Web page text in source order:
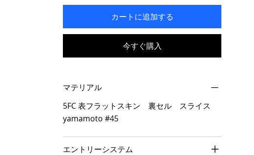
カートに追加する
今すぐ購入
マテリアル
5FC 表フラットスキン 裏セル スライス
yamamoto #45
エントリーシステム